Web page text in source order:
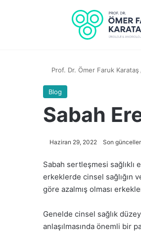
Prof. Dr. Ömer Faruk Karataş
Blog
Sabah
Haziran 29, 2022 Son
Sabah sertleşmesi sağlıklı
erkeklerde cinsel sağlığın
göre azalmış olması
Genelde cinsel sağlık
anlaşılmasında önemli bir